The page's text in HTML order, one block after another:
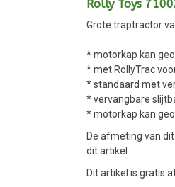
Rolly Toys
Grote traptractor
* motorkap kan
* met RollyTrac
* standaard met
* vervangbare
* motorkap kan
De afmeting van
dit artikel.
Dit artikel is gratis